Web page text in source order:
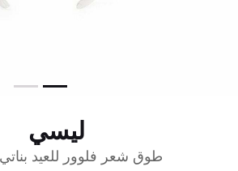
ليسي
طوق شعر فلوور للعيد